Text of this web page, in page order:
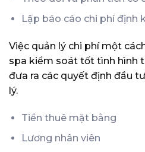
Lập báo cáo chi phí định
Việc quản lý chi phí một
spa kiểm soát tốt tình hình
đưa ra các quyết định đầu
lý.
Tiền thuê mặt bằng
Lương nhân viên